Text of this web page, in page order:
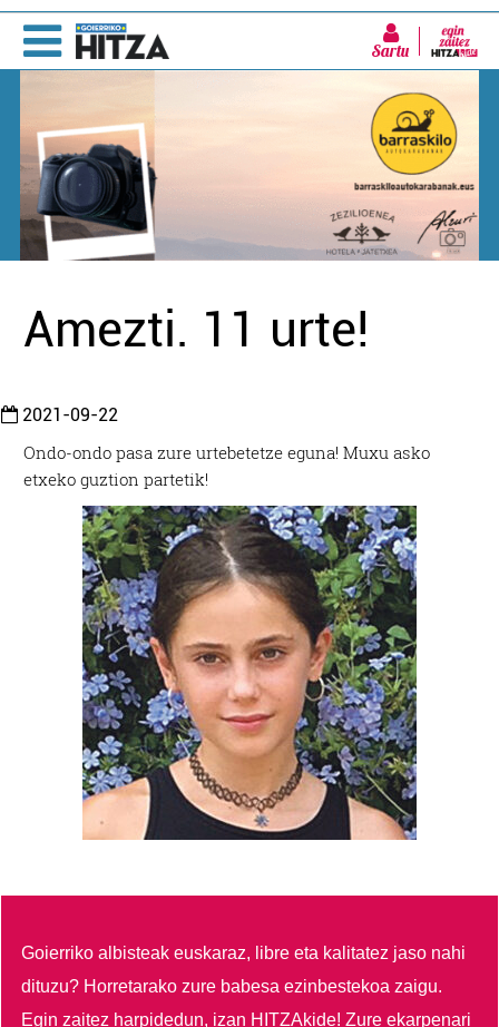
Sartu
Amezti. 11 urte!
2021-09-22
Ondo-ondo pasa zure urtebetetze eguna! Muxu asko
etxeko guztion partetik!
Goierriko albisteak euskaraz, libre eta kalitatez jaso nahi
dituzu? Horretarako zure babesa ezinbestekoa zaigu.
Egin zaitez harpidedun, izan HITZAkide!Zure ekarpenari